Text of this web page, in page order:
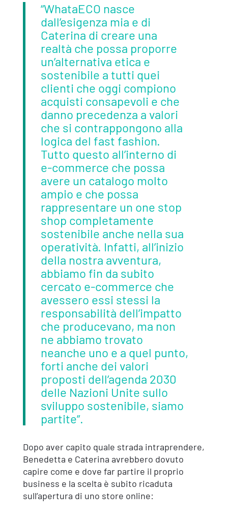
“WhataECO nasce
dall’esigenza mia e di
Caterina di creare una
realtà che possa proporre
un’alternativa etica e
sostenibile a tutti quei
clienti che oggi compiono
acquisti consapevoli e che
danno precedenza a valori
che si contrappongono alla
logica del fast fashion.
Tutto questo all’interno di
e-commerce che possa
avere un catalogo molto
ampio e che possa
rappresentare un one stop
shop completamente
sostenibile anche nella sua
operatività. Infatti, all’inizio
della nostra avventura,
abbiamo fin da subito
cercato e-commerce che
avessero essi stessi la
responsabilità dell’impatto
che producevano, ma non
ne abbiamo trovato
neanche uno e a quel punto,
forti anche dei valori
proposti dell’agenda 2030
delle Nazioni Unite sullo
sviluppo sostenibile, siamo
partite”.
Dopo aver capito quale strada intraprendere,
Benedetta e Caterina avrebbero dovuto
capire come e dove far partire il proprio
business e la scelta è subito ricaduta
sull’apertura di uno store online: